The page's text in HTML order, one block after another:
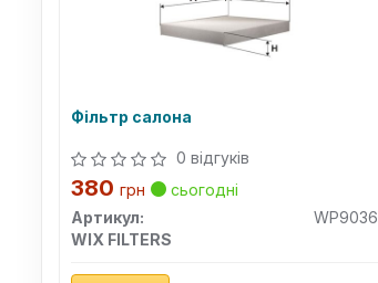
Фільтр салона
0 відгуків
380 грн
сьогодні
Артикул:
WP9036
WIX FILTERS